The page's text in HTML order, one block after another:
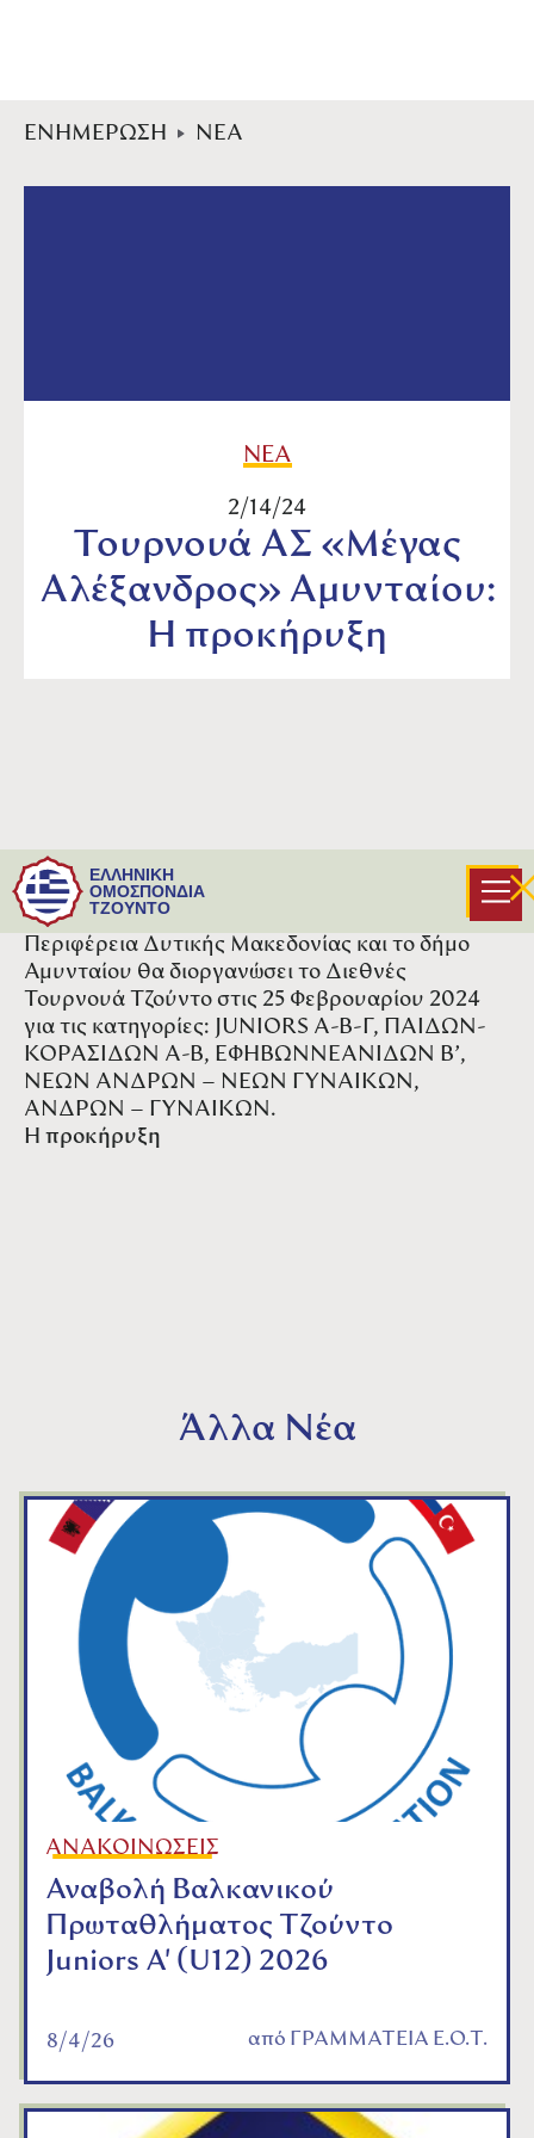
ΕΝΗΜΕΡΩΣΗ ΝΕΑ
ΝΕΑ
2/14/24
Τουρνουά ΑΣ «Μέγας
Αλέξανδρος» Αμυνταίου:
Η προκήρυξη
ΕΛΛΗΝΙΚΗ
ΟΜΟΣΠΟΝΔΙΑ
ΤΖΟΥΝΤΟ
Ο Αθλητικός Σύλλογος ΄΄ΜΕΓΑΣ
ΑΛΕΞΑΝΔΡΟΣ΄΄ Αμυνταίου σε συνεργασία με
την Ελληνική Ομοσπονδία Τζούντο, την
Περιφέρεια Δυτικής Μακεδονίας και το δήμο
Αμυνταίου θα διοργανώσει το Διεθνές
Τουρνουά Τζούντο στις 25 Φεβρουαρίου 2024
για τις κατηγορίες: JUNΙORS A-B-Γ, ΠΑΙΔΩΝ-
ΚΟΡΑΣΙΔΩΝ Α-Β, ΕΦΗΒΩΝΝΕΑΝΙΔΩΝ Β’,
ΝΕΩΝ ΑΝΔΡΩΝ – ΝΕΩΝ ΓΥΝΑΙΚΩΝ,
ΑΝΔΡΩΝ – ΓΥΝΑΙΚΩΝ.
Η προκήρυξη
Άλλα Νέα
ΑΝΑΚΟΙΝΩΣΕΙΣ
Αναβολή Βαλκανικού
Πρωταθλήματος Τζούντο
Juniors A' (U12) 2026
8/4/26 από ΓΡΑΜΜΑΤΕΙΑ Ε.Ο.Τ.